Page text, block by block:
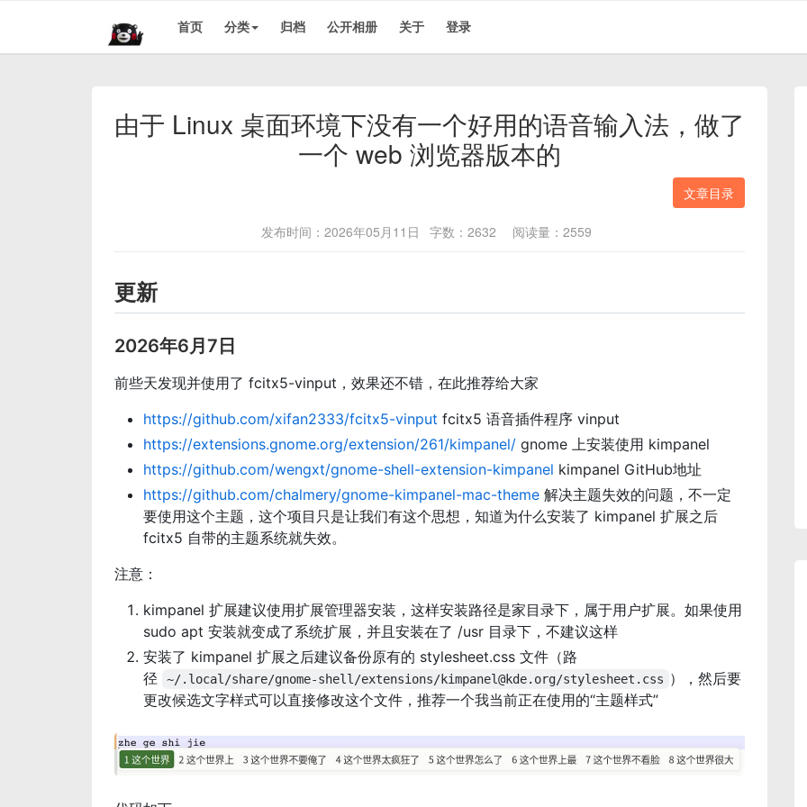
首页 分类 归档 公开相册 关于 登录
由于 Linux 桌面环境下没有一个好用的语音输入法，做了
一个 web 浏览器版本的
文章目录
发布时间：2026年05月11日 字数：2632 阅读量：2559
更新
2026年6月7日
前些天发现并使用了 fcitx5-vinput，效果还不错，在此推荐给大家
https://github.com/xifan2333/fcitx5-vinput fcitx5 语音插件程序 vinput
https://extensions.gnome.org/extension/261/kimpanel/ gnome 上安装使用 kimpanel
https://github.com/wengxt/gnome-shell-extension-kimpanel kimpanel GitHub地址
https://github.com/chalmery/gnome-kimpanel-mac-theme 解决主题失效的问题，不一定
要使用这个主题，这个项目只是让我们有这个思想，知道为什么安装了 kimpanel 扩展之后
fcitx5 自带的主题系统就失效。
注意：
kimpanel 扩展建议使用扩展管理器安装，这样安装路径是家目录下，属于用户扩展。如果使用
sudo apt 安装就变成了系统扩展，并且安装在了 /usr 目录下，不建议这样
安装了 kimpanel 扩展之后建议备份原有的 stylesheet.css 文件（路
径
~/.local/share/gnome-shell/extensions/kimpanel@kde.org/stylesheet.css ），然后要
更改候选文字样式可以直接修改这个文件，推荐一个我当前正在使用的“主题样式”